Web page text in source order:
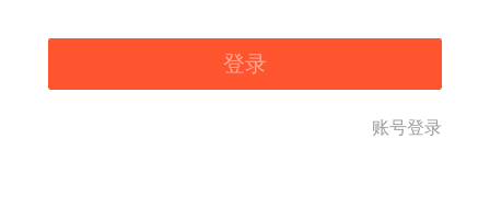
登录
账号登录